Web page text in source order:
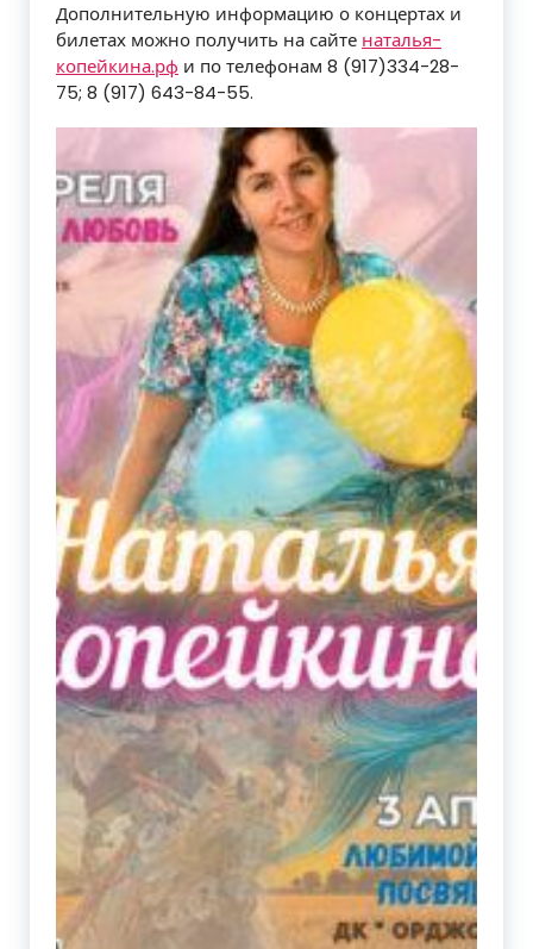
Дополнительную информацию о концертах и
билетах можно получить на сайте наталья-
копейкина.рф и по телефонам 8 (917)334-28-
75; 8 (917) 643-84-55.